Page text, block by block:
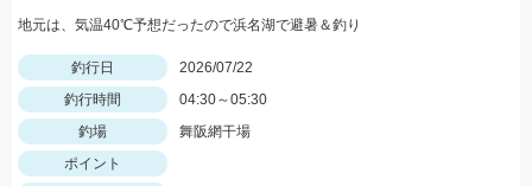
地元は、気温40℃予想だったので浜名湖で避暑＆釣り
釣行日
2026/07/22
釣行時間
04:30～05:30
釣場
舞阪網干場
ポイント